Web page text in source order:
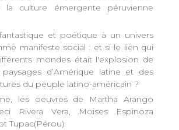
la culture émergente péruvienne
fantastique et poétique à un univers
manifeste social : et si le lien qui
mondes était l'explosion de
d’Amérique latine et des
du peuple latino-américain ?
les oeuvres de Martha Arango
Rivera Vera, Moises Espinoza
Tupac(Pérou).